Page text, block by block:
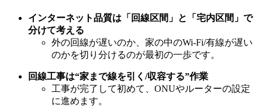
インターネット品質は「回線区間」と「宅内区間」で
分けて考える
外の回線が遅いのか、家の中のWi-Fi/有線が遅い
のかを切り分けるのが最初の一歩です。
回線工事は“家まで線を引く/収容する”作業
工事が完了して初めて、ONUやルーターの設定
に進めます。